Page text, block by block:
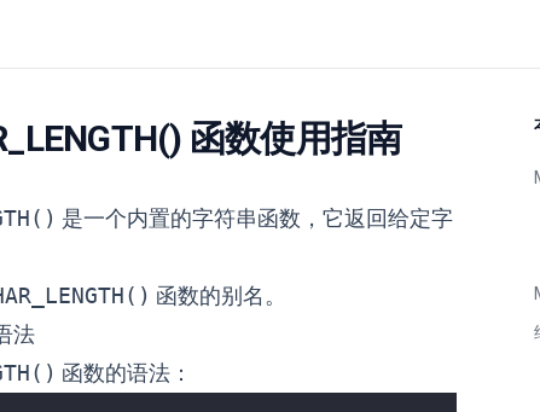
函数使用指南
是一个内置的字符串函数，它返回给定字
函数的别名。
法
函数的语法：